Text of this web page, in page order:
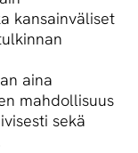
kansainväliset
aina
mahdollisuus
sekä